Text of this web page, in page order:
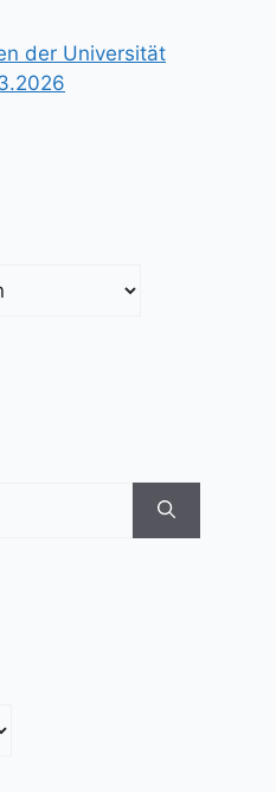
der Universität